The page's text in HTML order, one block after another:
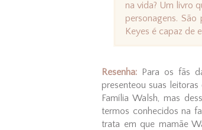
na vida? Um livro
personagens.
Keyes é capaz de
Resenha: Para os fãs
presenteou suas
Família Walsh, mas
termos conhecidos na
trata em que mamãe